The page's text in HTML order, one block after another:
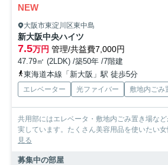
NEW
大阪市東淀川区東中島
新大阪中央ハイツ
7.5万円 管理/共益費7,000円
47.79㎡ (2LDK) /築50年 /7階建
東海道本線「新大阪」駅 徒歩5分
エレベーター 光ファイバー 敷地内ごみ
共用部にはエレベータ・敷地内ごみ置き場な
実しています。たくさん美容用品を使いたい女
見る
募集中の部屋